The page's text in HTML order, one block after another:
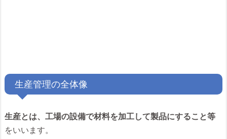
生産管理の全体像
生産とは、工場の設備で材料を加工して製品にすること等
をいいます。